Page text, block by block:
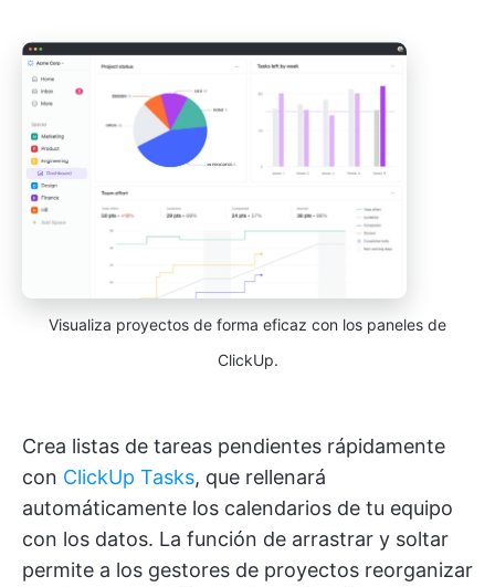
Visualiza proyectos de forma eficaz con los paneles de
ClickUp.
Crea listas de tareas pendientes rápidamente
con ClickUp Tasks, que rellenará
automáticamente los calendarios de tu equipo
con los datos. La función de arrastrar y soltar
permite a los gestores de proyectos reorganizar